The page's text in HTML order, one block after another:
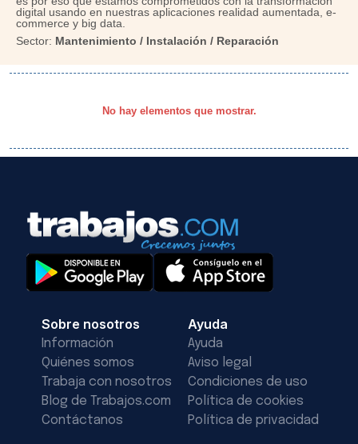
digital usando en nuestras aplicaciones realidad aumentada, e-
commerce y big data.
Sector: Mantenimiento / Instalación / Reparación
No hay elementos que mostrar.
Sobre nosotros
Información
Quiénes somos
Trabaja con nosotros
Blog de Trabajos.com
Contáctanos
Ayuda
Ayuda
Aviso legal
Condiciones de uso
Política de cookies
Política de privacidad